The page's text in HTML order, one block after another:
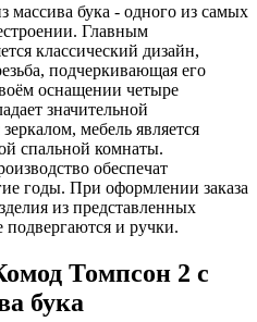
бука - одного из самых
Главным
классический дизайн,
подчеркивающая его
оснащении четыре
значительной
мебель является
спальной комнаты.
обеспечат
годы. При оформлении заказа
из представленных
подвергаются и ручки.
Томпсон 2 с
бука